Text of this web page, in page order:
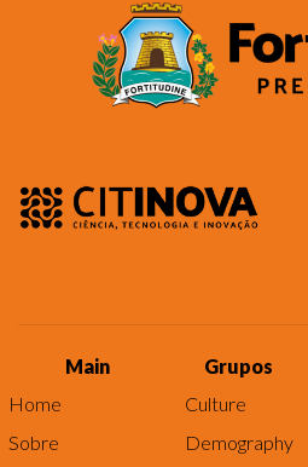
Main
Home
Sobre
Grupos
Culture
Demography